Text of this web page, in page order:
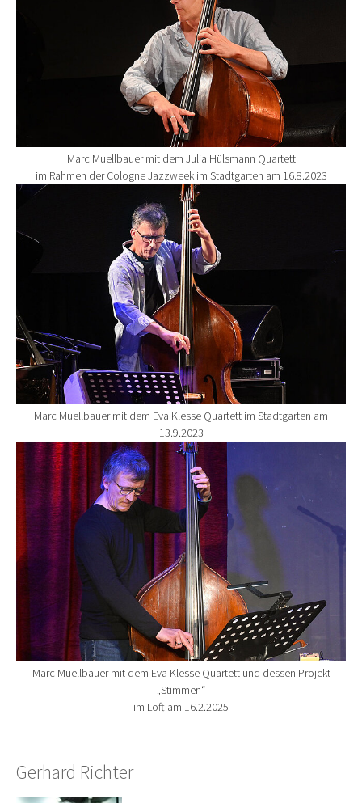
Marc Muellbauer mit dem Julia Hülsmann Quartett
im Rahmen der Cologne Jazzweek im Stadtgarten am 16.8.2023
Show larger version for:
Marc Muellbauer mit dem Eva Klesse Quartett im Stadtgarten am
13.9.2023
Show larger version for:
Marc Muellbauer mit dem Eva Klesse Quartett und dessen Projekt
„Stimmen“
im Loft am 16.2.2025
Gerhard Richter